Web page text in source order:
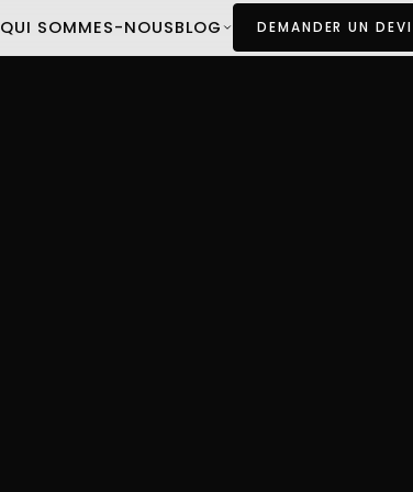
QUI SOMMES-NOUSBLOG DEMANDER UN